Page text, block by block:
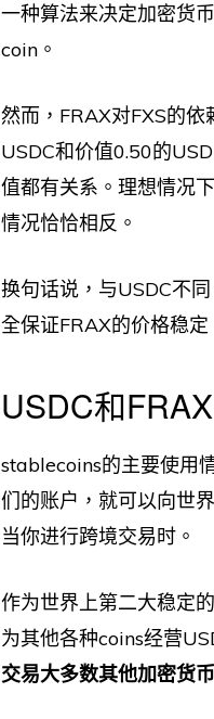
一种算法来决定加密货
coin。
然而，FRAX对FXS的
USDC和价值0.50的
值都有关系。理想情况
情况恰恰相反。
换句话说，与USDC不
全保证FRAX的价格稳定
USDC和
stablecoins的主要使用
们的账户，就可以向世
当你进行跨境交易时。
作为世界上第二大稳定
为其他各种coins经营
交易大多数其他加密货